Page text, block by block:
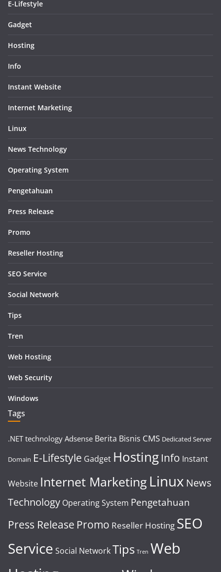
E-Lifestyle
Gadget
Hosting
Info
Instant Website
Internet Marketing
Linux
News Technology
Operating System
Pengetahuan
Press Release
Promo
Reseller Hosting
SEO Service
Social Network
Tips
Tren
Web Hosting
Web Security
Windows
Tags
.NET technology Adsense Berita Bisnis CMS Dedicated Server
Domain E-Lifestyle Gadget Hosting Info Instant
Website Internet Marketing Linux News
Technology Operating System Pengetahuan
Press Release Promo Reseller Hosting SEO
Service Social NetworkTips Tren Web